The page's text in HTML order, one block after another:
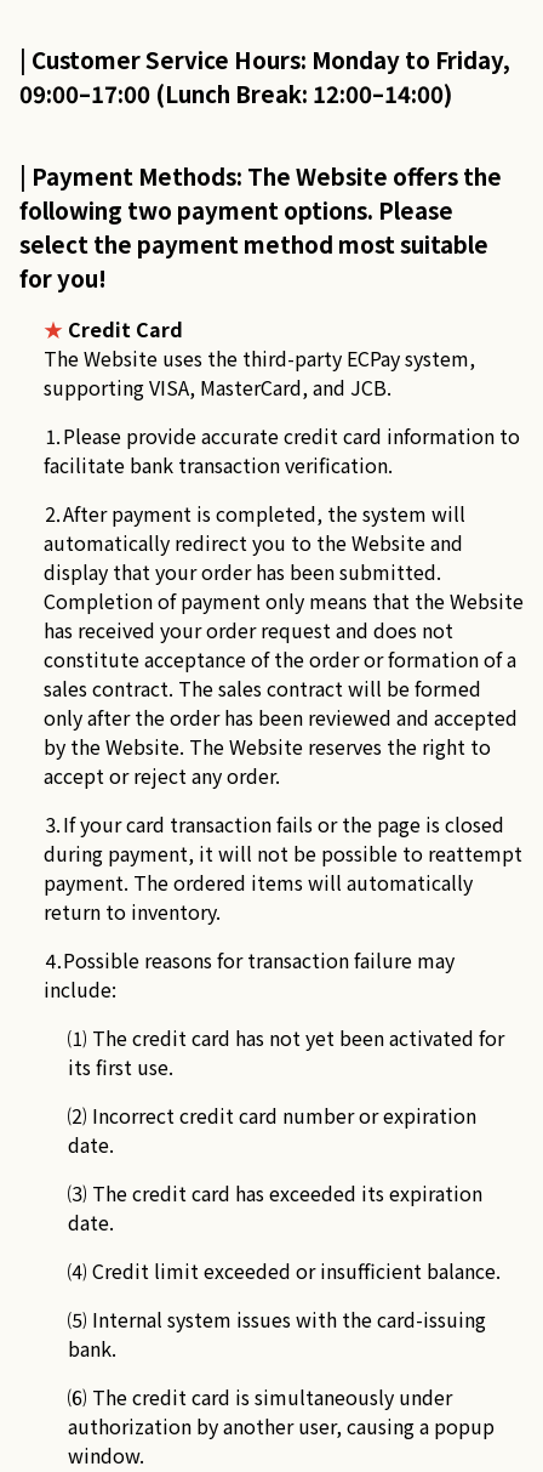
| Customer Service Hours: Monday to Friday,
09:00–17:00 (Lunch Break: 12:00–14:00)
| Payment Methods: The Website offers the
following two payment options. Please
select the payment method most suitable
for you!
★ Credit Card
The Website uses the third-party ECPay system,
supporting VISA, MasterCard, and JCB.
⒈Please provide accurate credit card information to
facilitate bank transaction verification.
⒉After payment is completed, the system will
automatically redirect you to the Website and
display that your order has been submitted.
Completion of payment only means that the Website
has received your order request and does not
constitute acceptance of the order or formation of a
sales contract. The sales contract will be formed
only after the order has been reviewed and accepted
by the Website. The Website reserves the right to
accept or reject any order.
⒊If your card transaction fails or the page is closed
during payment, it will not be possible to reattempt
payment. The ordered items will automatically
return to inventory.
⒋Possible reasons for transaction failure may
include:
⑴ The credit card has not yet been activated for
its first use.
⑵ Incorrect credit card number or expiration
date.
⑶ The credit card has exceeded its expiration
date.
⑷ Credit limit exceeded or insufficient balance.
⑸ Internal system issues with the card-issuing
bank.
⑹ The credit card is simultaneously under
authorization by another user, causing a popup
window.